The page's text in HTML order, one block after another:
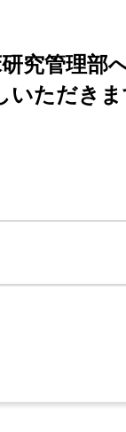
究管理部
いただき